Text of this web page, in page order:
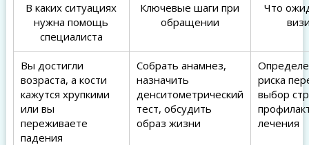
В каких ситуациях
нужна помощь
специалиста
Ключевые шаги при
обращении
Что
Вы достигли
возраста, а кости
кажутся хрупкими
или вы
переживаете
падения
Собрать анамнез,
назначить
денситометрический
тест, обсудить
образ жизни
риска
выбор
лечения